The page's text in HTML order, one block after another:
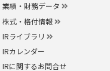
業績・財務データ
株式・格付情報
IRライブラリ
IRカレンダー
IRに関するお問合せ